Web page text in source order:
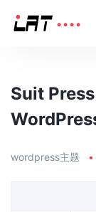
Suit
wordpress主题 •